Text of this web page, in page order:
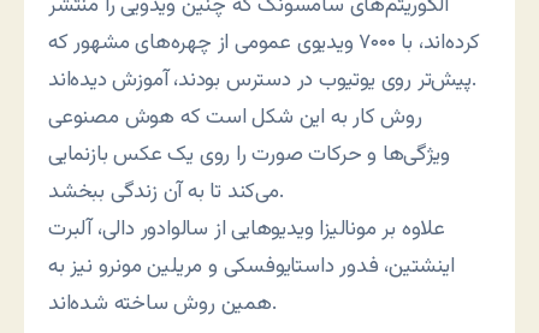
کرده‌اند، با ۷۰۰۰ ویدیوی عمومی از چهره‌های مشهور که
پیش‌تر روی یوتیوب در دسترس بودند، آموزش دیده‌اند.
روش کار به این شکل است که هوش مصنوعی
ویژگی‌ها و حرکات صورت را روی یک عکس بازنمایی
می‌کند تا به آن زندگی ببخشد.
علاوه بر مونالیزا ویدیوهایی از سالوادور دالی، آلبرت
اینشتین، فدور داستایوفسکی و مریلین مونرو نیز به
همین روش ساخته شده‌اند.